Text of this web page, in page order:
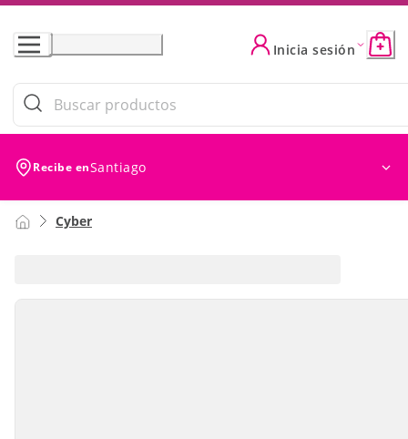
Skip
Content
Inicia sesión
Recibe enSantiago
Cyber